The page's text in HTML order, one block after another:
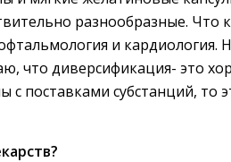
разнообразные. Что
и кардиология.
что диверсификация- это
поставками субстанций, то